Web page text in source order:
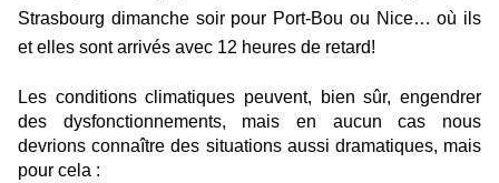
Strasbourg dimanche soir pour Port-Bou ou Nice… où ils
et elles sont arrivés avec 12 heures de retard!
Les conditions climatiques peuvent, bien sûr, engendrer
des dysfonctionnements, mais en aucun cas nous
devrions connaître des situations aussi dramatiques, mais
pour cela :